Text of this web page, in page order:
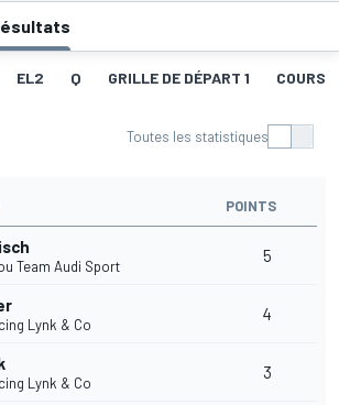
EL2 Q GRILLE DE DÉPART 1 COURSE
Toutes les statistiques
POINTS
Team Audi Sport
5
Lynk & Co
4
Lynk & Co
3